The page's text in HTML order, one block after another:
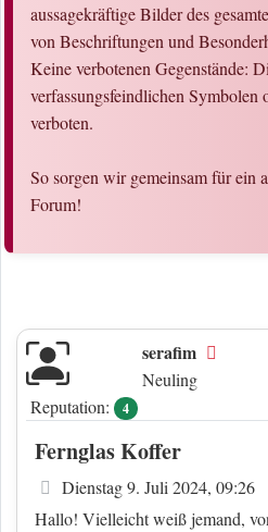
aussagekräftige Bilder des
von Beschriftungen und
Keine verbotenen Gegenstände:
verfassungsfeindlichen Symbolen
verboten.
So sorgen wir gemeinsam für ein
Forum!
serafim
Neuling
Reputation:
4
Fernglas Koffer
Beitrag
Dienstag 9. Juli 2024, 09:26
Hallo! Vielleicht weiß jemand,